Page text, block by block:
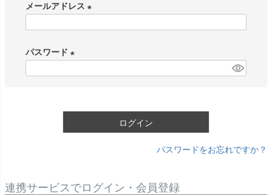
メールアドレス
パスワード
ログイン
パスワードをお忘れですか？
連携サービスでログイン・会員登録